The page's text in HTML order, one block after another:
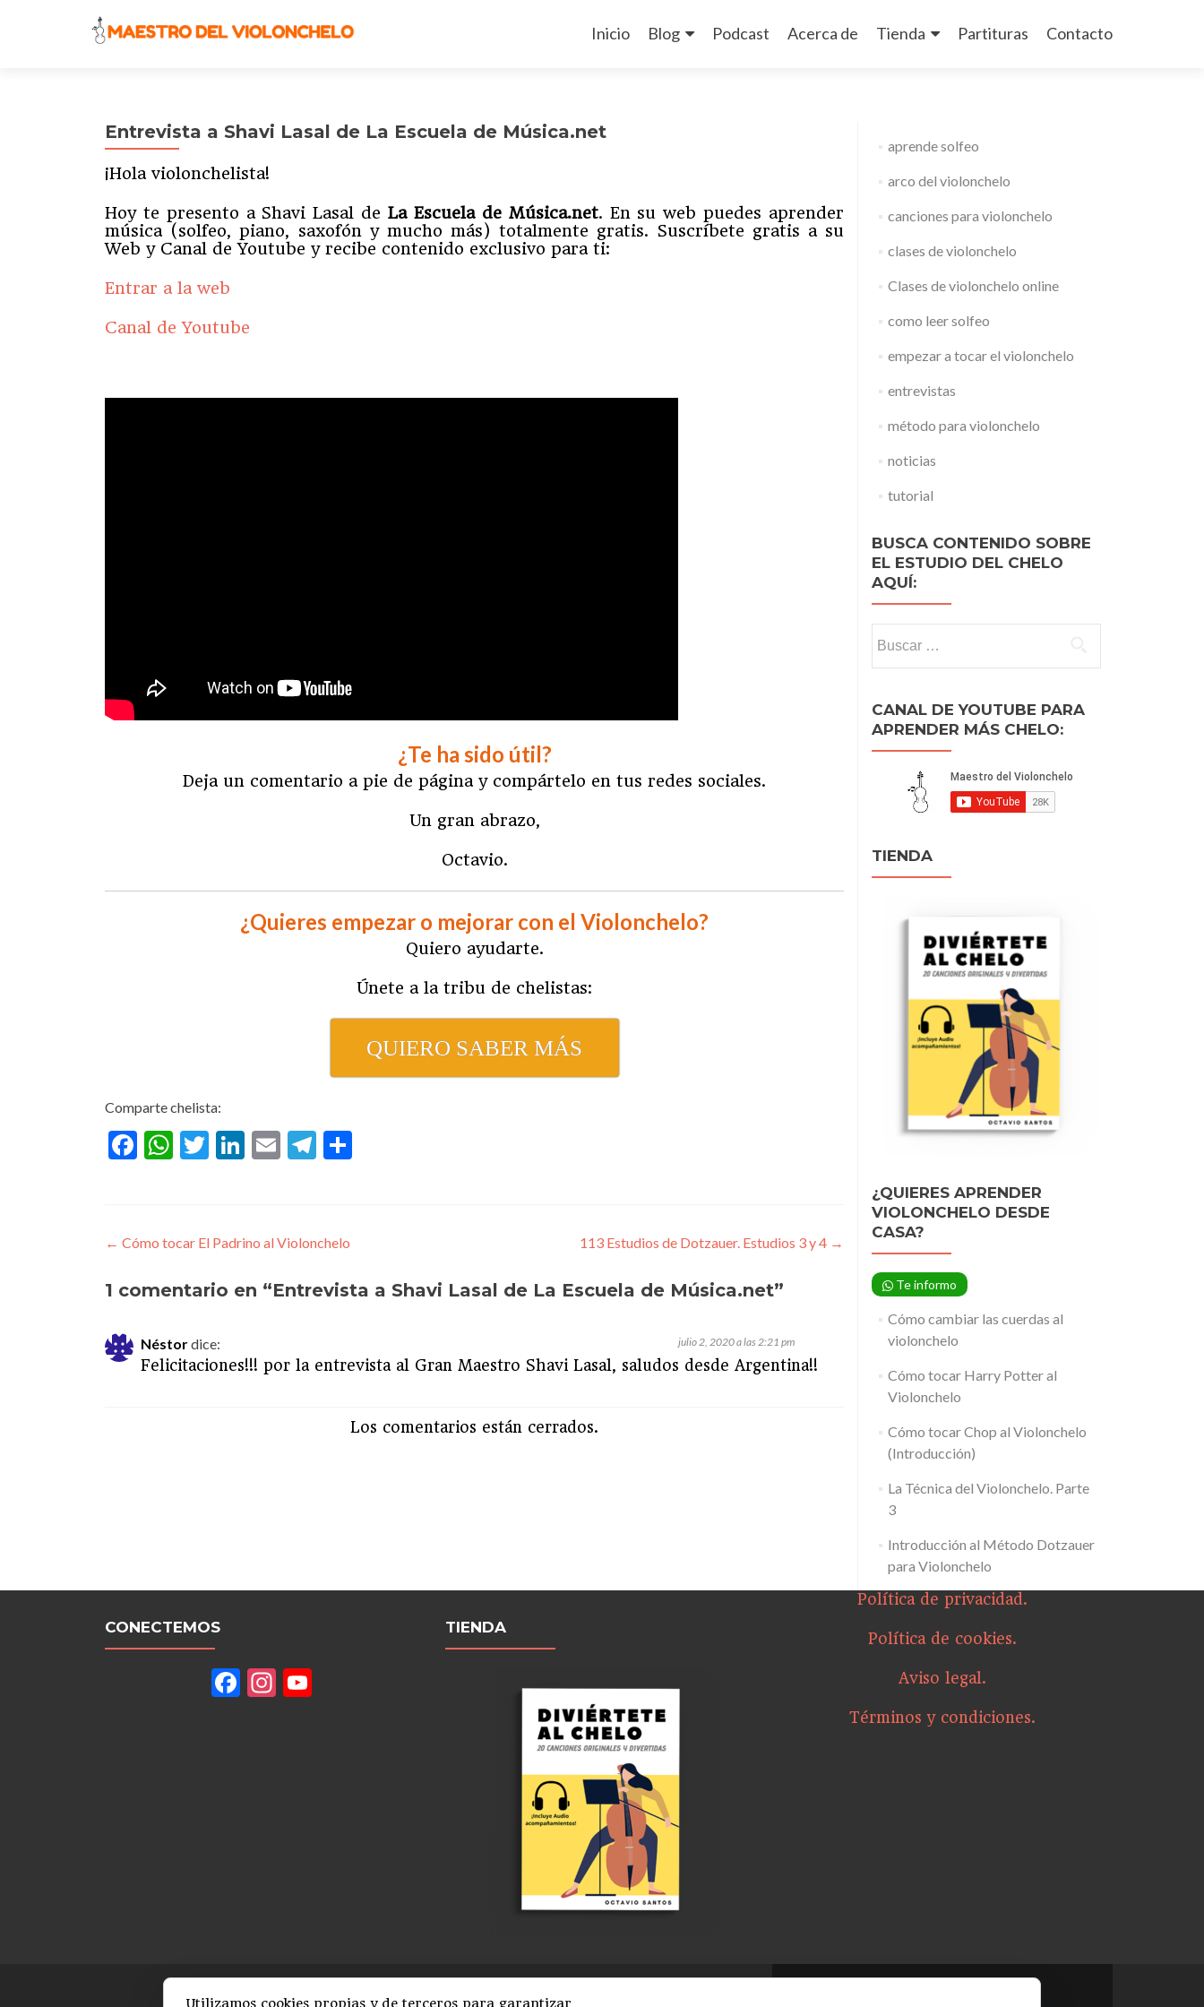
al
Inicio Blog Podcast Acerca de Tienda Partituras Contacto
Entrevista a Shavi Lasal de La Escuela de Música.net
¡Hola violonchelista!
Hoy te presento a Shavi Lasal deLa Escuela de Música.net. En su web puedes aprender
música (solfeo, piano, saxofón y mucho más) totalmente gratis. Suscríbete gratis a su
Web y Canal de Youtube y recibe contenido exclusivo para ti:
Entrar a la web
Canal de Youtube
¿Te ha sido útil?
Deja un comentario a pie de página y compártelo en tus redes sociales.
Un gran abrazo,
Octavio.
¿Quieres empezar o mejorar con el Violonchelo?
Quiero ayudarte.
Únete a la tribu de chelistas:
QUIERO SABER MÁS
Comparte chelista:
Facebook
WhatsApp
Twitter
LinkedIn
EmailTelegram
Navegación
← Cómo tocar El Padrino al Violonchelo 113 Estudios de Dotzauer. Estudios 3 y 4 →
1 comentario en “Entrevista a Shavi Lasal de La Escuela de Música.net”
Néstordice: julio 2, 2020 a las 2:21 pm
Felicitaciones!!! por la entrevista al Gran Maestro Shavi Lasal, saludos desde Argentina!!
Los comentarios están cerrados.
aprende solfeo
arco del violonchelo
canciones para violonchelo
clases de violonchelo
Clases de violonchelo online
como leer solfeo
empezar a tocar el violonchelo
entrevistas
método para violonchelo
noticias
tutorial
BUSCA CONTENIDO SOBRE
EL ESTUDIO DEL CHELO
AQUÍ:
CANAL DE YOUTUBE PARA
APRENDER MÁS CHELO:
TIENDA
¿QUIERES APRENDER
VIOLONCHELO DESDE
CASA?
Te informo
Cómo cambiar las cuerdas al
violonchelo
Cómo tocar Harry Potter al
Violonchelo
Cómo tocar Chop al Violonchelo
(Introducción)
La Técnica del Violonchelo. Parte
3
Introducción al Método Dotzauer
para Violonchelo
CONECTEMOS
Facebook
Instagram
TIENDA
Política de privacidad.
Política de cookies.
Aviso legal.
Términos y condiciones.
Utilizamos cookies propias y de terceros para garantizar